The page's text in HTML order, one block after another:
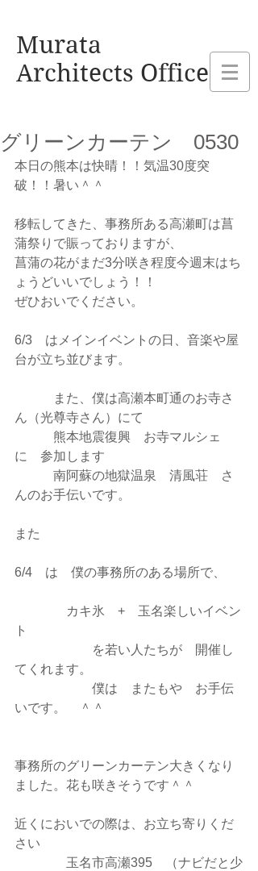
Murata
Architects Office
グリーンカーテン 0530
本日の熊本は快晴！！気温30度突
破！！暑い＾＾
移転してきた、事務所ある高瀬町は菖
蒲祭りで賑っておりますが、
菖蒲の花がまだ3分咲き程度今週末はち
ょうどいいでしょう！！
ぜひおいでください。
6/3　はメインイベントの日、音楽や屋
台が立ち並びます。
また、僕は高瀬本町通のお寺さ
ん（光尊寺さん）にて
熊本地震復興　お寺マルシェ
に　参加します
南阿蘇の地獄温泉　清風荘　さ
んのお手伝いです。
また
6/4　は　僕の事務所のある場所で、
カキ氷　+　玉名楽しいイベン
ト
を若い人たちが　開催し
てくれます。
僕は　またもや　お手伝
いです。　＾＾
事務所のグリーンカーテン大きくなり
ました。花も咲きそうです＾＾
近くにおいでの際は、お立ち寄りくだ
さい
玉名市高瀬395　（ナビだと少